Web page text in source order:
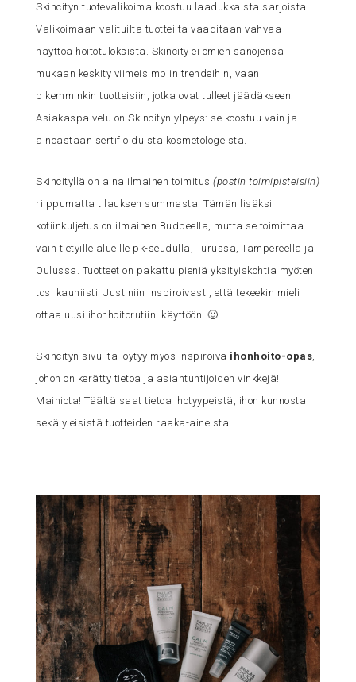
Skincityn tuotevalikoima koostuu laadukkaista sarjoista.
Valikoimaan valituilta tuotteilta vaaditaan vahvaa
näyttöä hoitotuloksista. Skincity ei omien sanojensa
mukaan keskity viimeisimpiin trendeihin, vaan
pikemminkin tuotteisiin, jotka ovat tulleet jäädäkseen.
Asiakaspalvelu on Skincityn ylpeys: se koostuu vain ja
ainoastaan sertifioiduista kosmetologeista.
Skincityllä on aina ilmainen toimitus(postin toimipisteisiin)
riippumatta tilauksen summasta. Tämän lisäksi
kotiinkuljetus on ilmainen Budbeella, mutta se toimittaa
vain tietyille alueille pk-seudulla, Turussa, Tampereella ja
Oulussa. Tuotteet on pakattu pieniä yksityiskohtia myöten
tosi kauniisti. Just niin inspiroivasti, että tekeekin mieli
ottaa uusi ihonhoitorutiini käyttöön! 🙂
Skincityn sivuilta löytyy myös inspiroiva ihonhoito-opas,
johon on kerätty tietoa ja asiantuntijoiden vinkkejä!
Mainiota! Täältä saat tietoa ihotyypeistä, ihon kunnosta
sekä yleisistä tuotteiden raaka-aineista!